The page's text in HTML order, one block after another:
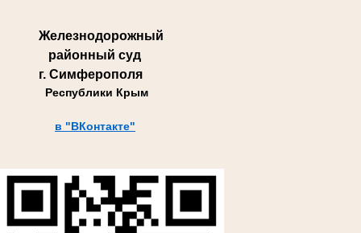
Железнодорожный
районный суд
г. Симферополя
Республики Крым
в "ВКонтакте"